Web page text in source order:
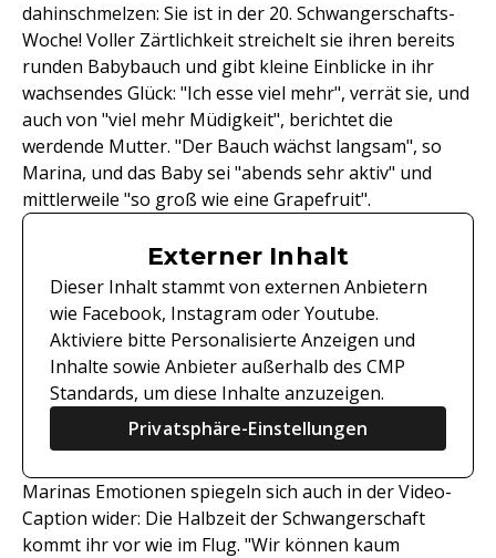
dahinschmelzen: Sie ist in der 20. Schwangerschafts-
Woche! Voller Zärtlichkeit streichelt sie ihren bereits
runden Babybauch und gibt kleine Einblicke in ihr
wachsendes Glück: "Ich esse viel mehr", verrät sie, und
auch von "viel mehr Müdigkeit", berichtet die
werdende Mutter. "Der Bauch wächst langsam", so
Marina, und das Baby sei "abends sehr aktiv" und
mittlerweile "so groß wie eine Grapefruit".
Externer Inhalt
Dieser Inhalt stammt von externen Anbietern
wie Facebook, Instagram oder Youtube.
Aktiviere bitte Personalisierte Anzeigen und
Inhalte sowie Anbieter außerhalb des CMP
Standards, um diese Inhalte anzuzeigen.
Privatsphäre-Einstellungen
Marinas Emotionen spiegeln sich auch in der Video-
Caption wider: Die Halbzeit der Schwangerschaft
kommt ihr vor wie im Flug. "Wir können kaum